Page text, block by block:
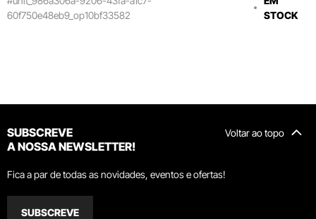
60f750e48eb9_op10bf33582
STOCK
Voltar ao topo
SUBSCREVE
A NOSSA NEWSLETTER!
Fica a par de todas as novidades, eventos e ofertas!
SUBSCREVE